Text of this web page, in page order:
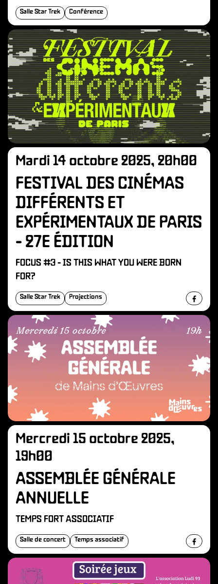
Salle Star Trek Conférence
Mardi 14 octobre 2025, 20h00
FESTIVAL DES CINÉMAS
DIFFÉRENTS ET
EXPÉRIMENTAUX DE PARIS
- 27E ÉDITION
FOCUS #3 - IS THIS WHAT YOU WERE BORN
FOR?
Salle Star Trek Projections
Mercredi 15 octobre 2025,
19h00
ASSEMBLÉE GÉNÉRALE
ANNUELLE
TEMPS FORT ASSOCIATIF
Salle de concert Temps associatif